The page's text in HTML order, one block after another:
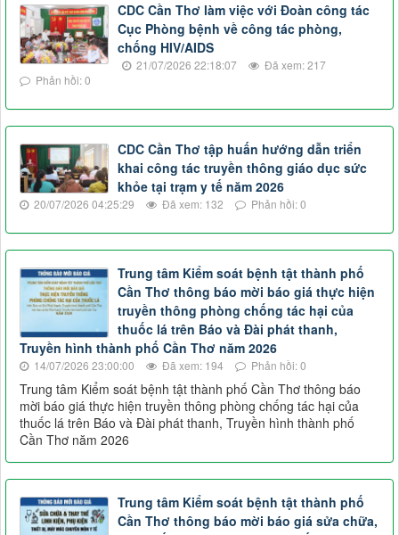
CDC Cần Thơ làm việc với Đoàn công tác
Cục Phòng bệnh về công tác phòng,
chống HIV/AIDS
21/07/2026 22:18:07
Đã xem: 217
Phản hồi: 0
CDC Cần Thơ tập huấn hướng dẫn triển
khai công tác truyền thông giáo dục sức
khỏe tại trạm y tế năm 2026
20/07/2026 04:25:29 Đã xem: 132 Phản hồi: 0
Trung tâm Kiểm soát bệnh tật thành phố
Cần Thơ thông báo mời báo giá thực hiện
truyền thông phòng chống tác hại của
thuốc lá trên Báo và Đài phát thanh,
Truyền hình thành phố Cần Thơ năm 2026
14/07/2026 23:00:00 Đã xem: 194 Phản hồi: 0
Trung tâm Kiểm soát bệnh tật thành phố Cần Thơ thông báo
mời báo giá thực hiện truyền thông phòng chống tác hại của
thuốc lá trên Báo và Đài phát thanh, Truyền hình thành phố
Cần Thơ năm 2026
Trung tâm Kiểm soát bệnh tật thành phố
Cần Thơ thông báo mời báo giá sửa chữa,